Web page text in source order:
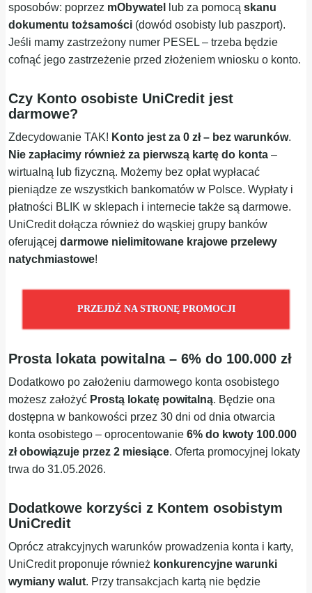
sposobów: poprzez mObywatel lub za pomocąskanu
dokumentu tożsamości (dowód osobisty lub paszport).
Jeśli mamy zastrzeżony numer PESEL – trzeba będzie
cofnąć jego zastrzeżenie przed złożeniem wniosku o konto.
Czy Konto osobiste UniCredit jest
darmowe?
Zdecydowanie TAK! Konto jest za 0 zł – bez warunków.
Nie zapłacimy również za pierwszą kartę do konta –
wirtualną lub fizyczną. Możemy bez opłat wypłacać
pieniądze ze wszystkich bankomatów w Polsce. Wypłaty i
płatności BLIK w sklepach i internecie także są darmowe.
UniCredit dołącza również do wąskiej grupy banków
oferującejdarmowe nielimitowane krajowe przelewy
natychmiastowe!
PRZEJDŹ NA STRONĘ PROMOCJI
Prosta lokata powitalna – 6% do 100.000 zł
Dodatkowo po założeniu darmowego konta osobistego
możesz założyć Prostą lokatę powitalną. Będzie ona
dostępna w bankowości przez 30 dni od dnia otwarcia
konta osobistego – oprocentowanie6% do kwoty 100.000
zł obowiązuje przez 2 miesiące. Oferta promocyjnej lokaty
trwa do 31.05.2026.
Dodatkowe korzyści z Kontem osobistym
UniCredit
Oprócz atrakcyjnych warunków prowadzenia konta i karty,
UniCredit proponuje również konkurencyjne warunki
wymiany walut. Przy transakcjach kartą nie będzie